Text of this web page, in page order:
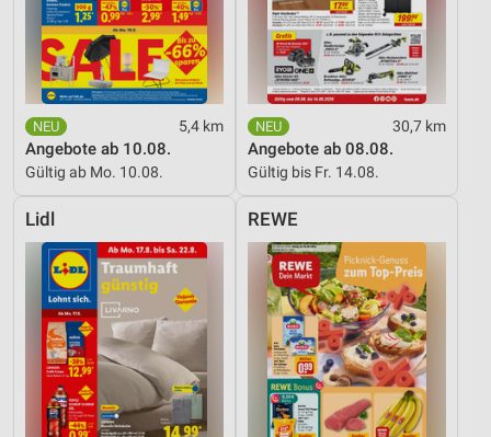
5,4 km
Angebote ab 10.08.
Gültig ab Mo. 10.08.
30,7 km
Angebote ab 08.08.
Gültig bis Fr. 14.08.
Lidl REWE